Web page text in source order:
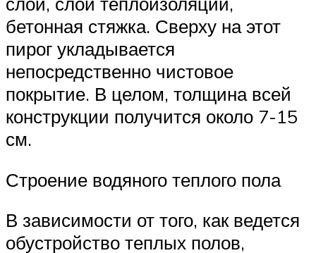
бетонная стяжка. Сверху на этот
пирог укладывается
непосредственно чистовое
покрытие. В целом, толщина всей
конструкции получится около 7-15
см.
Строение водяного теплого пола
В зависимости от того, как ведется
обустройство теплых полов,